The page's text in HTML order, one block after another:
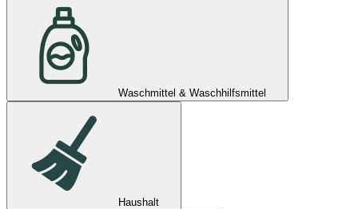
Waschmittel & Waschhilfsmittel
Haushalt